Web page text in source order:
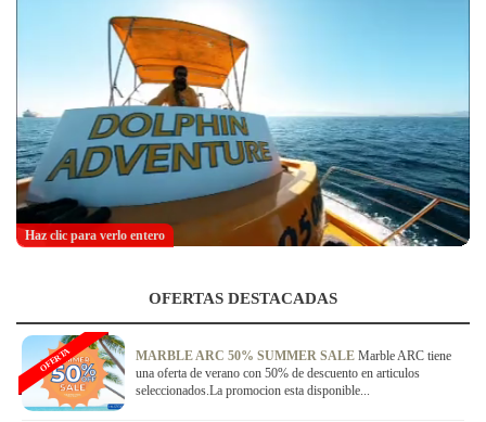
Haz clic para verlo entero
OFERTAS DESTACADAS
MARBLE ARC 50% SUMMER SALE Marble ARC tiene
una oferta de verano con 50% de descuento en articulos
seleccionados.La promocion esta disponible...
OFERTA